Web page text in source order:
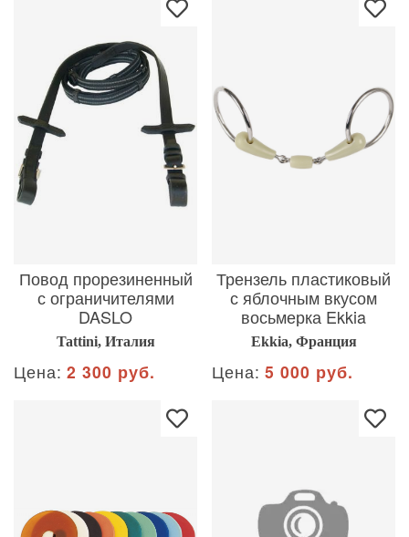
Повод прорезиненный
с ограничителями
DASLO
Tattini, Италия
Цена: 2 300 руб.
Трензель пластиковый
с яблочным вкусом
восьмерка Ekkia
Ekkia, Франция
Цена: 5 000 руб.